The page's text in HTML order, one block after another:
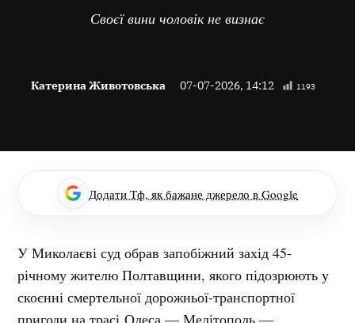
Своєї вини чоловік не визнає
Катерина Животовська 07-07-2026, 14:12 1193
Додати Тф, як бажане джерело в Google
У Миколаєві суд обрав запобіжний захід 45-
річному жителю Полтавщини, якого підозрюють у
скоєнні смертельної дорожньої-транспортної
пригоди на трасі Одеса — Мелітополь —